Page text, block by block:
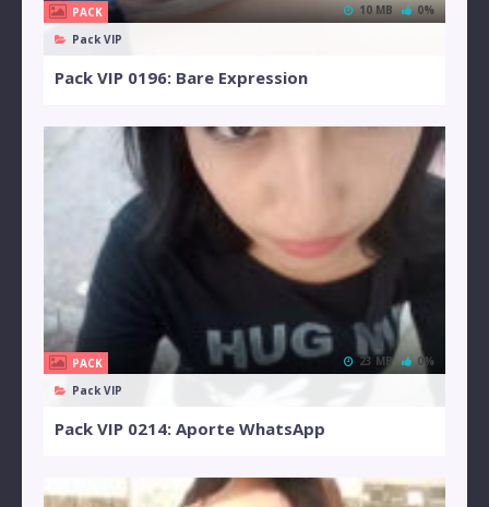
PACK
Pack VIP
10 MB 0%
Pack VIP 0196: Bare Expression
PACK
Pack VIP
23 MB 0%
Pack VIP 0214: Aporte WhatsApp